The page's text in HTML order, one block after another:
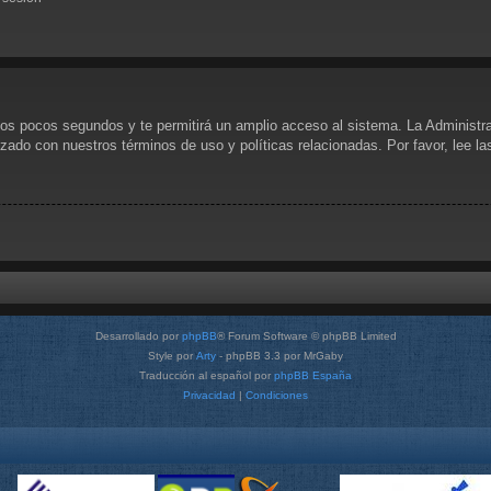
pocos segundos y te permitirá un amplio acceso al sistema. La
con nuestros términos de uso y políticas relacionadas. Por favor, lee
Desarrollado por phpBB® Forum Software © phpBB Limited
Style por Arty - phpBB 3.3 por MrGaby
Traducción al español por phpBB España
Privacidad | Condiciones